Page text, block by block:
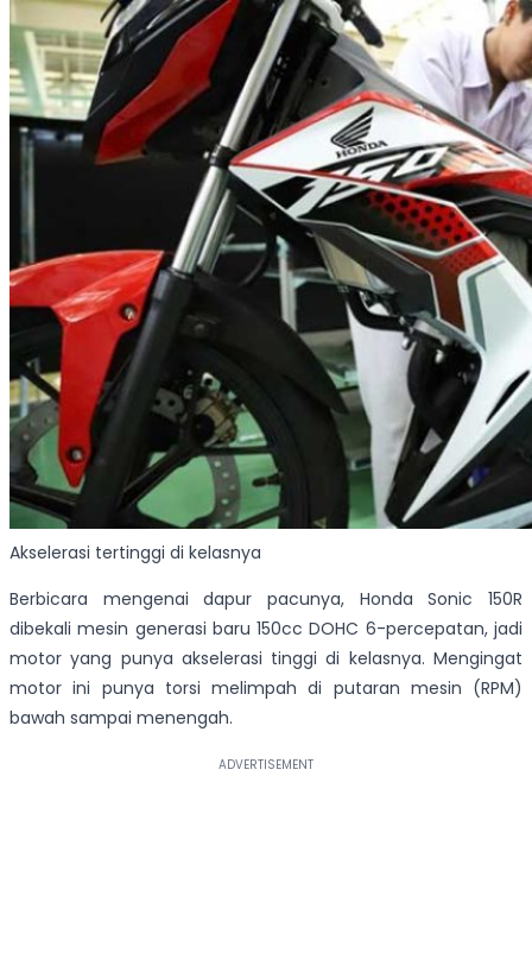
Akselerasi tertinggi di kelasnya
Berbicara mengenai dapur pacunya, Honda Sonic 150R
dibekali mesin generasi baru 150cc DOHC 6-percepatan, jadi
motor yang punya akselerasi tinggi di kelasnya. Mengingat
motor ini punya torsi melimpah di putaran mesin (RPM)
bawah sampai menengah.